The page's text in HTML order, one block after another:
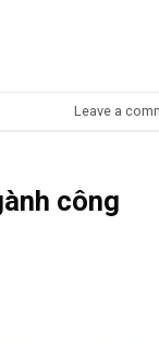
Leave a
công